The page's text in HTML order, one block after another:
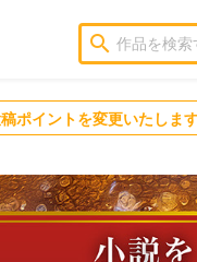
search
ポイントを変更いたしま